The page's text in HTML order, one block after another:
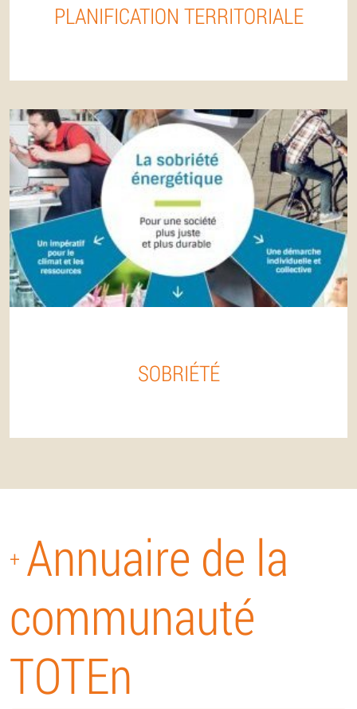
PLANIFICATION TERRITORIALE
SOBRIÉTÉ
+ Annuaire de la
communauté
TOTEn